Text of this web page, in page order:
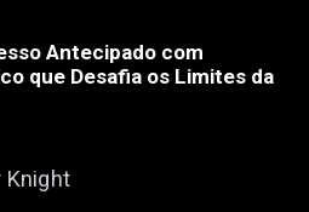
Antecipado com
que Desafia os Limites da